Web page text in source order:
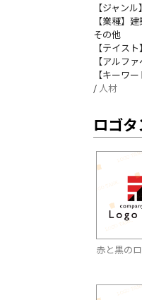
【ジャン
【業種】
その他
【テイス
【アルフ
【キーワー
/ 人材
ロゴ
赤と黒の